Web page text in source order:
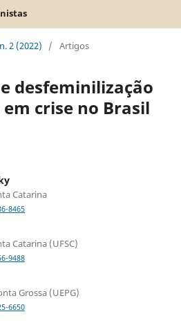
2 (2022) / Artigos
desfeminilização
crise no Brasil
Catarina
8465
Catarina (UFSC)
9488
Grossa (UEPG)
6650